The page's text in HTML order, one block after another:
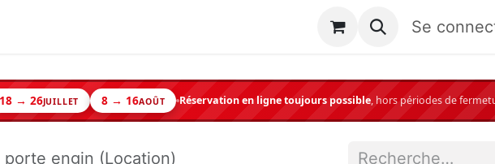
Se
18 → 26JUILLET 8 → 16AOÛT Réservation en ligne toujours possible, hors périodes de
engin (Location)